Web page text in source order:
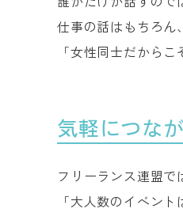
仕事の話はもちろ
「女性同士だから
気軽につな
フリーランス連盟
「大人数のイベン